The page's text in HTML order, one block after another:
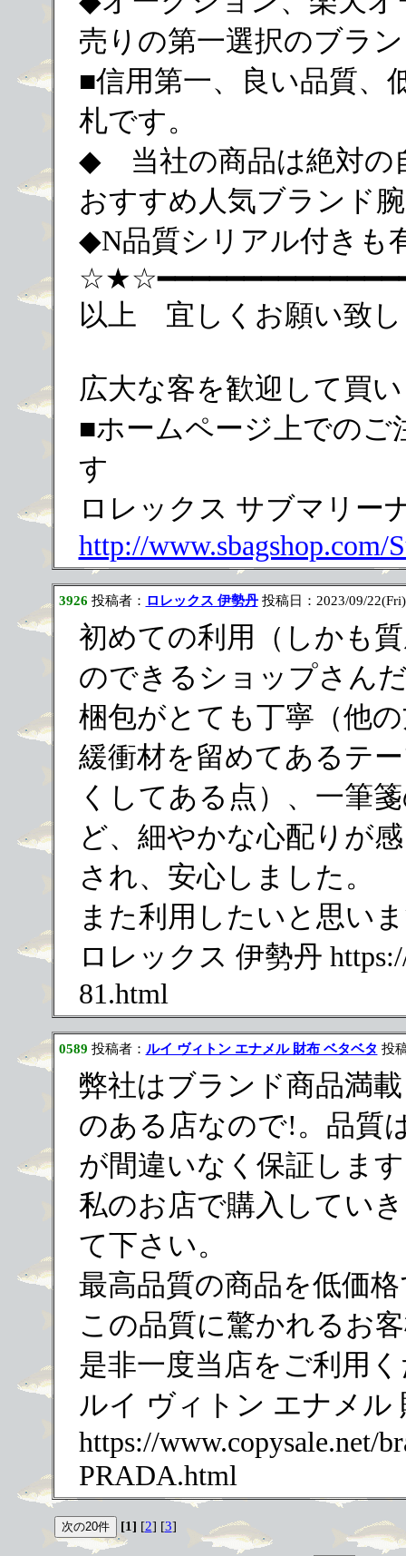
売りの第一選択のブラ
■信用第一、良い品質
札です。
◆ 当社の商品は絶対の
おすすめ人気ブランド
◆N品質シリアル付き
以上 宜しくお願い致し
広大な客を歓迎して買
■ホームページ上でのご
す
ロレックス サブマリー
http://www.sbagshop.com/
3926 投稿者： ロレックス 伊勢丹投稿日：2023/09/
初めての利用（しかも
のできるショップさん
梱包がとても丁寧（他
緩衝材を留めてあるテ
くしてある点）、一筆
ど、細やかな心配りが
され、安心しました。
また利用したいと思い
ロレックス 伊勢丹
81.html
0589 投稿者： ルイ ヴィトン エナメル 財布 ベタベタ 投
弊社はブランド商品満
のある店なので!。品質
が間違いなく保証しま
私のお店で購入してい
て下さい。
最高品質の商品を低価
この品質に驚かれるお
是非一度当店をご利用
ルイ ヴィトン エナメル
https://www.copysale.net/
PRADA.html
[1] [2] [3]